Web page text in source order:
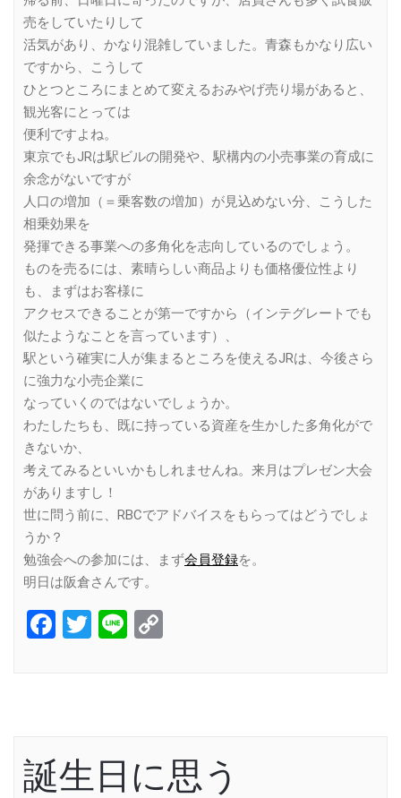
売をしていたりして
活気があり、かなり混雑していました。青森もかなり広い
ですから、こうして
ひとつところにまとめて変えるおみやげ売り場があると、
観光客にとっては
便利ですよね。
東京でもJRは駅ビルの開発や、駅構内の小売事業の育成に
余念がないですが
人口の増加（＝乗客数の増加）が見込めない分、こうした
相乗効果を
発揮できる事業への多角化を志向しているのでしょう。
ものを売るには、素晴らしい商品よりも価格優位性より
も、まずはお客様に
アクセスできることが第一ですから（インテグレートでも
似たようなことを言っています）、
駅という確実に人が集まるところを使えるJRは、今後さら
に強力な小売企業に
なっていくのではないでしょうか。
わたしたちも、既に持っている資産を生かした多角化がで
きないか、
考えてみるといいかもしれませんね。来月はプレゼン大会
がありますし！
世に問う前に、RBCでアドバイスをもらってはどうでしょ
うか？
勉強会への参加には、まず会員登録を。
明日は阪倉さんです。
Facebook
Twitter
Line
誕生日に思う